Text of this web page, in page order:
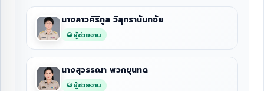
นางสาวศิริกูล วิสุทรานันทชัย
ผู้ช่วยงาน
นางสุวรรณา พวกขุนทด
ผู้ช่วยงาน